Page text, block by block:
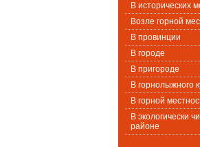
В исторических
Возле горной
В провинции
В городе
В пригороде
В горнолыжного
В горной
В экологически
районе